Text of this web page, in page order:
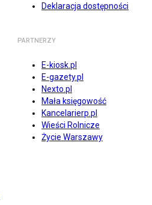
Deklaracja dostępności
PARTNERZY
E-kiosk.pl
E-gazety.pl
Nexto.pl
Mała księgowość
Kancelarierp.pl
Wieści Rolnicze
Życie Warszawy